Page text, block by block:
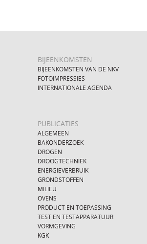
BIJEENKOMSTEN
BIJEENKOMSTEN VAN DE NKV
FOTOIMPRESSIES
INTERNATIONALE AGENDA
PUBLICATIES
ALGEMEEN
BAKONDERZOEK
DROGEN
DROOGTECHNIEK
ENERGIEVERBRUIK
GRONDSTOFFEN
MILIEU
OVENS
PRODUCT EN TOEPASSING
TEST EN TESTAPPARATUUR
VORMGEVING
KGK